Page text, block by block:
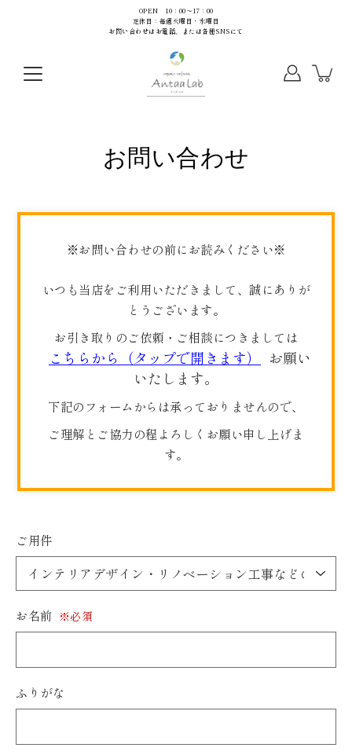
OPEN 10：00～17：00
定休日：毎週火曜日・水曜日
お問い合わせはお電話、または各種SNSにて
お問い合わせ
※お問い合わせの前にお読みください※
いつも当店をご利用いただきまして、誠にありが
とうございます。
お引き取りのご依頼・ご相談につきましては
こちらから（タップで開きます）
お願い
いたします。
下記のフォームからは承っておりませんので、
ご理解とご協力の程よろしくお願い申し上げま
す。
ご用件
お名前 ※必須
ふりがな